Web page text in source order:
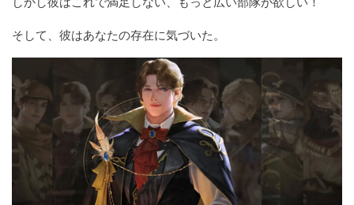
そして、彼はあなたの存在に気づいた。